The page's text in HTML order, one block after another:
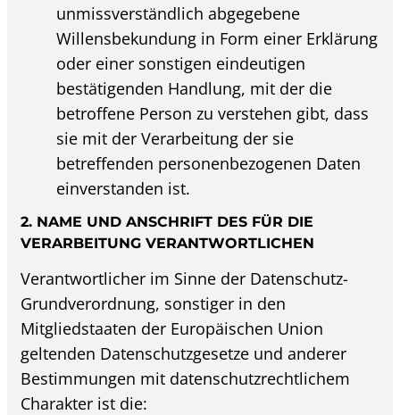
unmissverständlich abgegebene
Willensbekundung in Form einer Erklärung
oder einer sonstigen eindeutigen
bestätigenden Handlung, mit der die
betroffene Person zu verstehen gibt, dass
sie mit der Verarbeitung der sie
betreffenden personenbezogenen Daten
einverstanden ist.
2. NAME UND ANSCHRIFT DES FÜR DIE
VERARBEITUNG VERANTWORTLICHEN
Verantwortlicher im Sinne der Datenschutz-
Grundverordnung, sonstiger in den
Mitgliedstaaten der Europäischen Union
geltenden Datenschutzgesetze und anderer
Bestimmungen mit datenschutzrechtlichem
Charakter ist die: